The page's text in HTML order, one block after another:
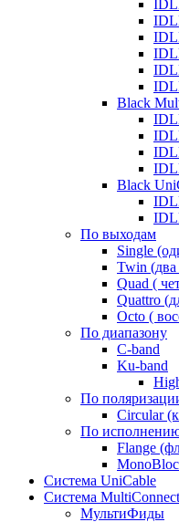
Black
Black
По выходам
Single
Twin
Quad (
Quattro
Octo (
По диапазону
C-band
Ku-band
По
Circular
По
Flange
Система UniCable
Система MultiConnect
МультиФиды